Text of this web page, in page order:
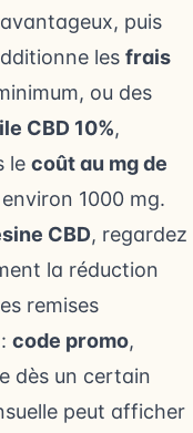
puis
les frais
ou des
CBD 10%,
le coût au mg de
1000 mg.
CBD, regardez
la réduction
remises
code promo,
dès un certain
peut afficher